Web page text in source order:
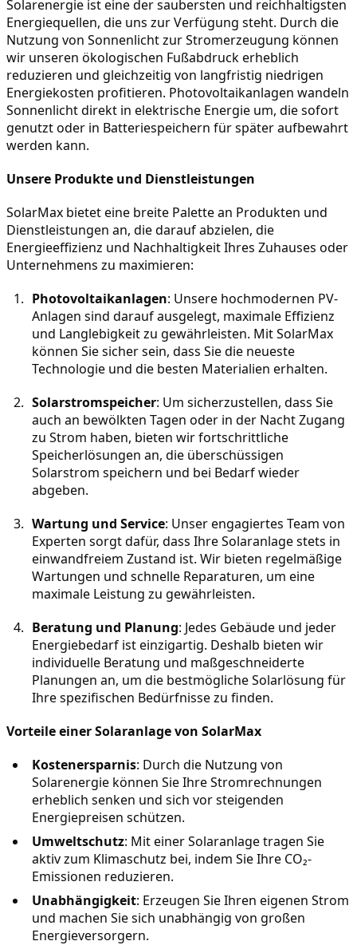
Solarenergie ist eine der saubersten und reichhaltigsten
Energiequellen, die uns zur Verfügung steht. Durch die
Nutzung von Sonnenlicht zur Stromerzeugung können
wir unseren ökologischen Fußabdruck erheblich
reduzieren und gleichzeitig von langfristig niedrigen
Energiekosten profitieren. Photovoltaikanlagen wandeln
Sonnenlicht direkt in elektrische Energie um, die sofort
genutzt oder in Batteriespeichern für später aufbewahrt
werden kann.
Unsere Produkte und Dienstleistungen
SolarMax bietet eine breite Palette an Produkten und
Dienstleistungen an, die darauf abzielen, die
Energieeffizienz und Nachhaltigkeit Ihres Zuhauses oder
Unternehmens zu maximieren:
Photovoltaikanlagen: Unsere hochmodernen PV-
Anlagen sind darauf ausgelegt, maximale Effizienz
und Langlebigkeit zu gewährleisten. Mit SolarMax
können Sie sicher sein, dass Sie die neueste
Technologie und die besten Materialien erhalten.
Solarstromspeicher: Um sicherzustellen, dass Sie
auch an bewölkten Tagen oder in der Nacht Zugang
zu Strom haben, bieten wir fortschrittliche
Speicherlösungen an, die überschüssigen
Solarstrom speichern und bei Bedarf wieder
abgeben.
Wartung und Service: Unser engagiertes Team von
Experten sorgt dafür, dass Ihre Solaranlage stets in
einwandfreiem Zustand ist. Wir bieten regelmäßige
Wartungen und schnelle Reparaturen, um eine
maximale Leistung zu gewährleisten.
Beratung und Planung: Jedes Gebäude und jeder
Energiebedarf ist einzigartig. Deshalb bieten wir
individuelle Beratung und maßgeschneiderte
Planungen an, um die bestmögliche Solarlösung für
Ihre spezifischen Bedürfnisse zu finden.
Vorteile einer Solaranlage von SolarMax
Kostenersparnis: Durch die Nutzung von
Solarenergie können Sie Ihre Stromrechnungen
erheblich senken und sich vor steigenden
Energiepreisen schützen.
Umweltschutz: Mit einer Solaranlage tragen Sie
aktiv zum Klimaschutz bei, indem Sie Ihre CO₂-
Emissionen reduzieren.
Unabhängigkeit: Erzeugen Sie Ihren eigenen Strom
und machen Sie sich unabhängig von großen
Energieversorgern.